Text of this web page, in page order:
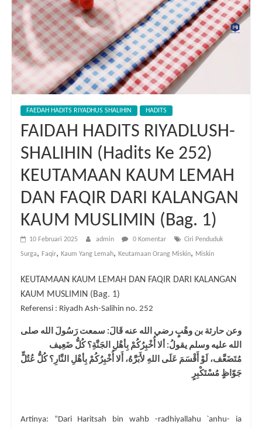
FAEDAH HADITS RIYADHUS SHALIHIN HADITS
FAIDAH HADITS RIYADLUSH-
SHALIHIN (Hadits Ke 252)
KEUTAMAAN KAUM LEMAH
DAN FAQIR DARI KALANGAN
KAUM MUSLIMIN (Bag. 1)
10 Februari 2025 admin 0 Komentar Ciri Penduduk
Surga, Faqir, Kaum Yang Lemah, Keutamaan Orang Miskin, Miskin
KEUTAMAAN KAUM LEMAH DAN FAQIR DARI KALANGAN
KAUM MUSLIMIN (Bag. 1)
Referensi : Riyadh Ash-Salihin no. 252
وعن حارثة بن وهْبٍ رضي الله عنه قَالَ: سمعت رَسُولَ الله صلى
الله عليه وسلم يقولُ: ألا أُخْبِرُكُمْ بِأهْلِ الجَنَّةِ؟ كُلُّ ضَعِيف
مُتَضَعَّف، لَوْ أَقْسَمَ عَلَى اللهِ لأَبَرَّهُ، أَلا أُخْبِرُكُمْ بِأهْلِ النَّارِ؟ كُلُّ عُتُلٍّ
جَوّاظٍ مُسْتَكْبِرٍ
Artinya: “Dari Haritsah bin wahb -radhiyallahu `anhu- ia